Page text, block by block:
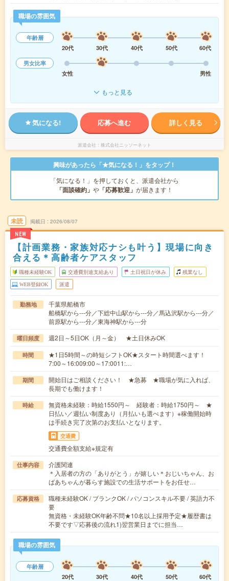
職場の雰囲気
年齢層
20代
30代 40代 50代
60代
男女比率
女性
男性
もっと見る
気になる! 応募へ進む 詳しく見る
派遣会社 株式会社ニッソーネット
興味があったら「★気になる！」をタップ！
「気になる！」を押しておくと、派遣会社から
「面談確約」 や 「応募歓迎」 が届きます！
未読
NEW
掲載日 2026/08/07
【計画業務・家族対応ナシも叶う】現場に向き
合える＊高齢者ケアスタッフ
職種未経験OK 交通費別途支給あり 土日祝日が休み 残業なし
WEB登録OK 派遣
勤務地
千葉県船橋市
船橋駅から---分／下総中山駅から---分／馬込沢駅から---分／
前原駅から---分／東海神駅から---分
曜日頻度 週2日～5日OK（月～金） ★土日休みOK
時間
★1日5時間～の時短シフトOK★スタート時間選べます！
7:00～16:009:00～17:0011:…
期間
開始日はご相談ください！ ★急募 ★職場が気に入れば、
長期でも働けます！
時給
無資格未経験：時給1550円～ 経験者：時給1750円～ ★
日払い／週払い制度あり（月払いも選べます）※稼働開始時
は手続き完了次第のお支払いとなります。
交通費
交通費全額支給※規定有
仕事内容
介護関連
＊入居者の方の「ありがとう」が嬉しい＊おじいちゃん、お
ばあちゃんが暮らす施設での生活サポートをお任せ…
応募資格
職種未経験OK / ブランクOK / パソコンスキル不要 / 英語力不
要
無資格・未経験OK年齢不問★10名以上採用予定★履歴書は
不要です▽応募後の流れ1)翌営業日までに担当…
職場の雰囲気
年齢層
20代
30代 40代 50代
60代